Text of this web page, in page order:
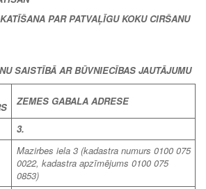
PAR PATVAĻĪGU KOKU CIRŠANU
SAISTĪBĀ AR BŪVNIECĪBAS JAUTĀJUMU
ZEMES GABALA ADRESE
3.
Mazirbes iela 3 (kadastra numurs 0100 075
0022, kadastra apzīmējums 0100 075
0853)